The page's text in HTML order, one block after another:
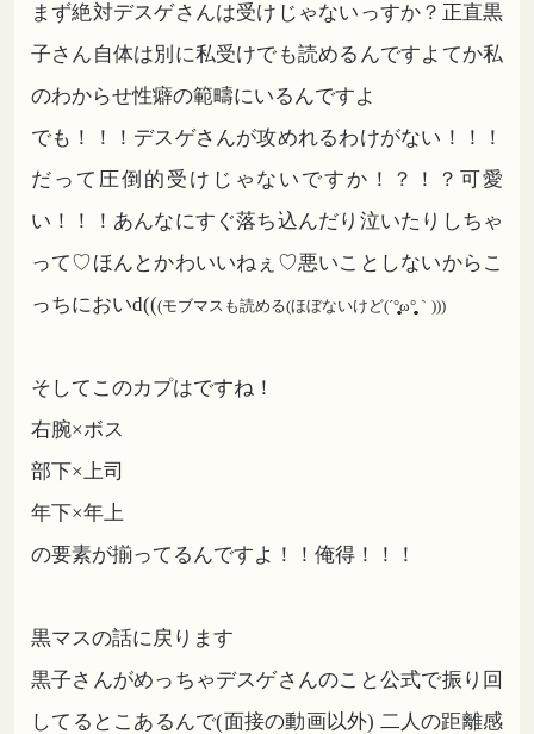
まず絶対デスゲさんは受けじゃないっすか？正直黒
子さん自体は別に私受けでも読めるんですよてか私
のわからせ性癖の範疇にいるんですよ
でも！！！デスゲさんが攻めれるわけがない！！！
だって圧倒的受けじゃないですか！？！？可愛
い！！！あんなにすぐ落ち込んだり泣いたりしちゃ
って♡ほんとかわいいねぇ♡悪いことしないからこ
っちにおいd(((モブマスも読める(ほぼないけど(´°̥̥̥̥̥̥̥̥ω°̥̥̥̥̥̥̥̥｀)))
そしてこのカプはですね！
右腕×ボス
部下×上司
年下×年上
の要素が揃ってるんですよ！！俺得！！！
黒マスの話に戻ります
黒子さんがめっちゃデスゲさんのこと公式で振り回
してるとこあるんで(面接の動画以外) 二人の距離感